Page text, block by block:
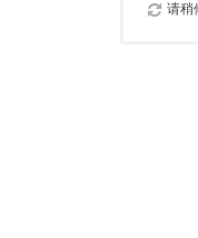
请稍